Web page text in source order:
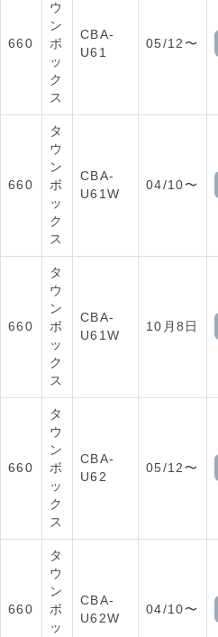
660
ウ
ン
ボ
ッ
ク
ス
CBA-
U61
05/12〜
660
タ
ウ
ン
ボ
ッ
ク
ス
CBA-
U61W
04/10〜
660
タ
ウ
ン
ボ
ッ
ク
ス
CBA-
U61W
10月8日
660
タ
ウ
ン
ボ
ッ
ク
ス
CBA-
U62
05/12〜
660
タ
ウ
ン
ボ
ッ
CBA-
U62W
04/10〜